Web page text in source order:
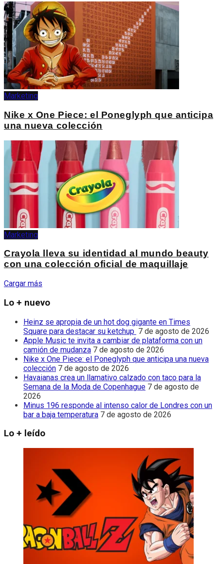
Marketing
Nike x One Piece: el Poneglyph que anticipa
una nueva colección
Marketing
Crayola lleva su identidad al mundo beauty
con una colección oficial de maquillaje
Cargar más
Lo + nuevo
Heinz se apropia de un hot dog gigante en Times
Square para destacar su ketchup 7 de agosto de 2026
Apple Music te invita a cambiar de plataforma con un
camión de mudanza 7 de agosto de 2026
Nike x One Piece: el Poneglyph que anticipa una nueva
colección 7 de agosto de 2026
Havaianas crea un llamativo calzado con taco para la
Semana de la Moda de Copenhague 7 de agosto de
2026
Minus 196 responde al intenso calor de Londres con un
bar a baja temperatura 7 de agosto de 2026
Lo + leído